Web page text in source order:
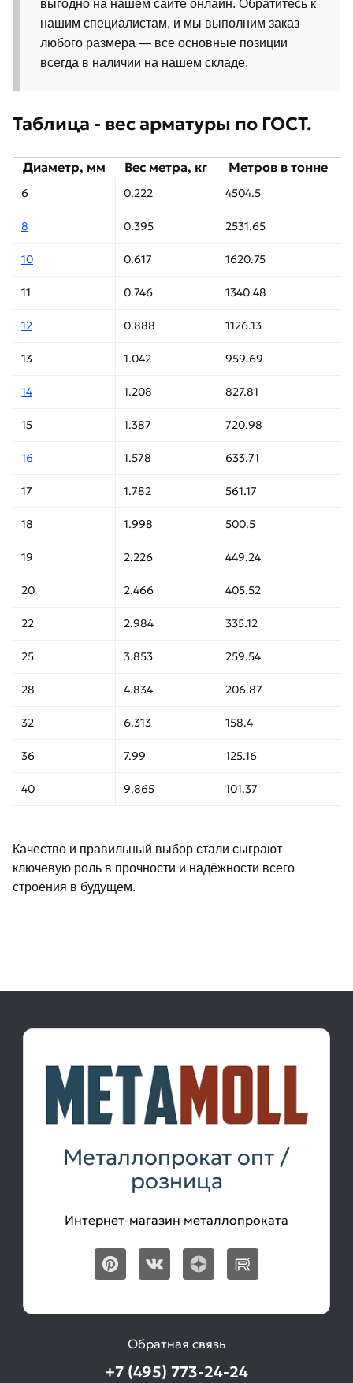
выгодно на нашем сайте онлайн. Обратитесь к
нашим специалистам, и мы выполним заказ
любого размера — все основные позиции
всегда в наличии на нашем складе.
Таблица - вес арматуры по ГОСТ.
Диаметр, мм Вес метра, кг Метров в тонне
6 0.222 4504.5
8 0.395 2531.65
10 0.617 1620.75
11 0.746 1340.48
12 0.888 1126.13
13 1.042 959.69
14 1.208 827.81
15 1.387 720.98
16 1.578 633.71
17 1.782 561.17
18 1.998 500.5
19 2.226 449.24
20 2.466 405.52
22 2.984 335.12
25 3.853 259.54
28 4.834 206.87
32 6.313 158.4
36 7.99 125.16
40 9.865 101.37
Качество и правильный выбор стали сыграют
ключевую роль в прочности и надёжности всего
строения в будущем.
Металлопрокат опт /
розница
Интернет-магазин металлопроката
Обратная связь
+7 (495) 773-24-24